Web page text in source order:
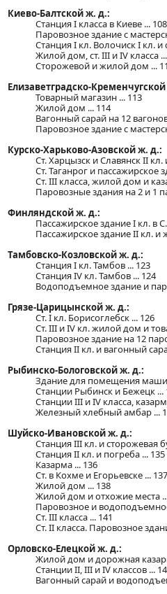
Киево-Балтской ж. д.:
Станция I класса в Киеве ... 108
Паровозное здание с
Станция I кл. Волочиск I кл. и
Жилой дом, ст. III и IV класса
Сторожевой и жилой дом ...
Елизаветградско-
Товарный магазин ... 113
Жилой дом ... 114
Вагонный сарай на 12
Паровозное здание с
Курско-Харьково-Азовской ж. д.:
Ст. Харцызск и Славянск II кл.
Ст. Таганрог и пассажирское
Ст. III класса, жилой дом и
Паровозные здания на 2 и 1
Финляндской ж. д.:
Пассажирское здание I кл. в
Пассажирское здание ІІ кл.
Тамбовско-Козловской ж. д.:
Станция І кл. Тамбов ... 123
Станция IV кл. Тамбов ... 124
Водоподъемное здание и
Грязе-Царицынской ж. д.:
Ст. I кл. Борисоглебск ... 126
Ст. III и IV кл. жилой дом и
Паровозное здание на 12
Станция II кл. и вагонный
Рыбинско-Бологовской ж. д.:
Здание для помещения
Станции Рыбинск и Бежецк ...
Станции III и IV класса,
Железный хлебный амбар ...
Шуйско-Ивановской ж. д.:
Станция III кл. и сторожевая
Станция II кл. и погреба ... 135
Казарма ... 136
Ст. в Кохме и Егорьевске ... 137
Жилой дом ... 138
Жилой дом и отхожие места
Паровозное и
Ст. III класса ... 141
Ст. II класса. Паровозное
Орловско-Елецкой ж. д.:
Жилой дом и дорожная
Станции II, III и IV классов ...
Вагонный сарай и